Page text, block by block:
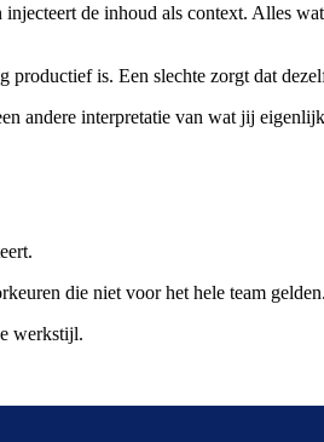
de inhoud als context. Alles
is. Een slechte zorgt dat
andere interpretatie van wat jij
die niet voor het hele team gelden.
werkstijl.